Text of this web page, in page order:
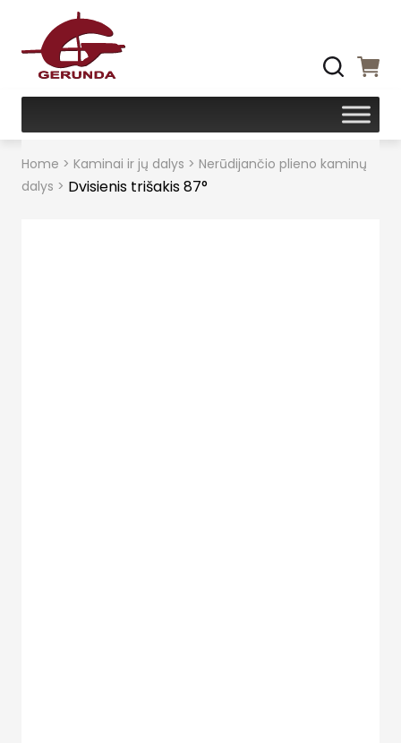
Home > Kaminai ir jų dalys > Nerūdijančio plieno kaminų
dalys > Dvisienis trišakis 87°